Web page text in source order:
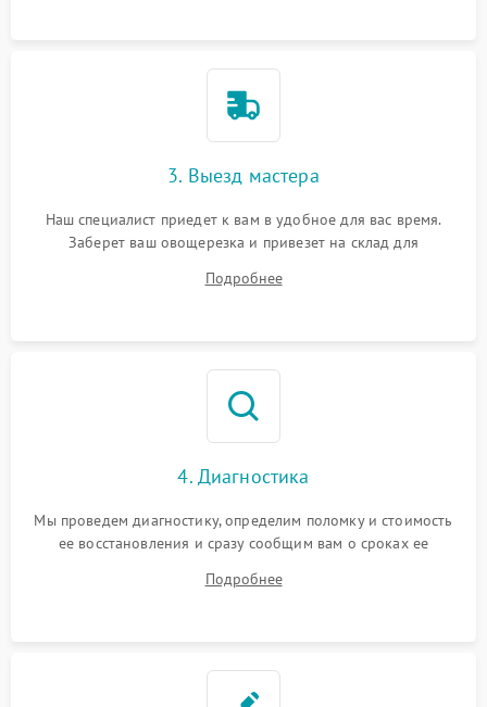
3. Выезд мастера
Наш специалист приедет к вам в удобное для вас время.
Заберет ваш овощерезка и привезет на склад для
Подробнее
4. Диагностика
Мы проведем диагностику, определим поломку и стоимость
ее восстановления и сразу сообщим вам о сроках ее
Подробнее